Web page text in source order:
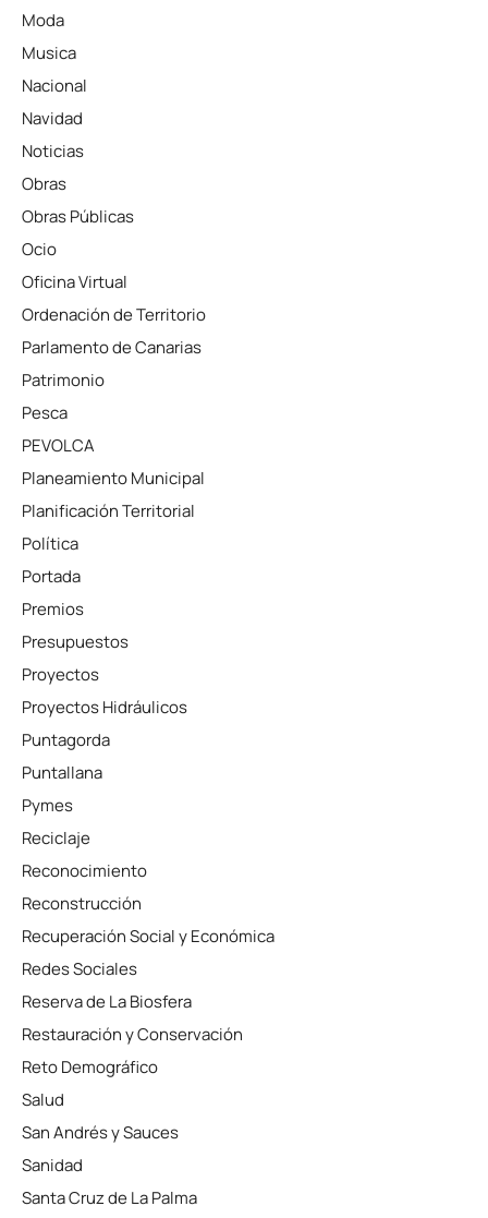
Moda
Musica
Nacional
Navidad
Noticias
Obras
Obras Públicas
Ocio
Oficina Virtual
Ordenación de Territorio
Parlamento de Canarias
Patrimonio
Pesca
PEVOLCA
Planeamiento Municipal
Planificación Territorial
Política
Portada
Premios
Presupuestos
Proyectos
Proyectos Hidráulicos
Puntagorda
Puntallana
Pymes
Reciclaje
Reconocimiento
Reconstrucción
Recuperación Social y Económica
Redes Sociales
Reserva de La Biosfera
Restauración y Conservación
Reto Demográfico
Salud
San Andrés y Sauces
Sanidad
Santa Cruz de La Palma